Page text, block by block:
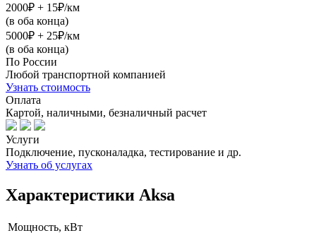
2000₽ + 15₽/км
(в оба конца)
5000₽ + 25₽/км
(в оба конца)
По России
Любой транспортной компанией
Узнать стоимость
Оплата
Картой, наличными, безналичный расчет
Услуги
Подключение, пусконаладка, тестирование и др.
Узнать об услугах
Характеристики Aksa
Мощность, кВт